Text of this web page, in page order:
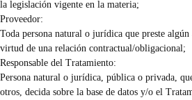
la legislación vigente en la materia;
Proveedor:
Toda persona natural o jurídica que preste
virtud de una relación contractual/obligacional;
Responsable del Tratamiento:
Persona natural o jurídica, pública o privada,
otros, decida sobre la base de datos y/o el